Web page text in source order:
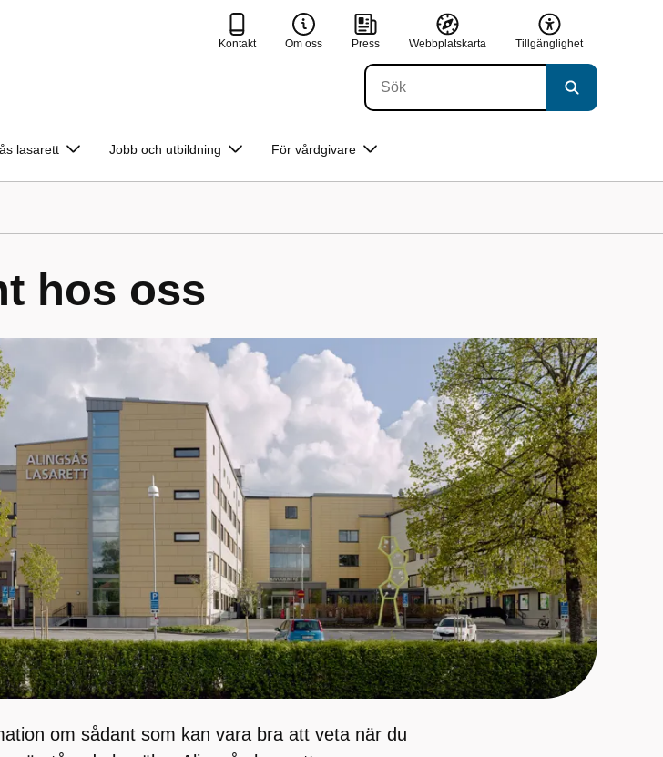
Kontakt Om oss Press Webbplatskarta Tillgänglighet
lasarett Jobb och utbildning För vårdgivare
hos oss
om sådant som kan vara bra att veta när du